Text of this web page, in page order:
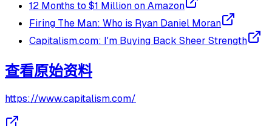
12 Months to $1 Million on Amazon
Firing The Man: Who is Ryan Daniel Moran
Capitalism.com: I'm Buying Back Sheer Strength
查看原始资料
https://www.capitalism.com/